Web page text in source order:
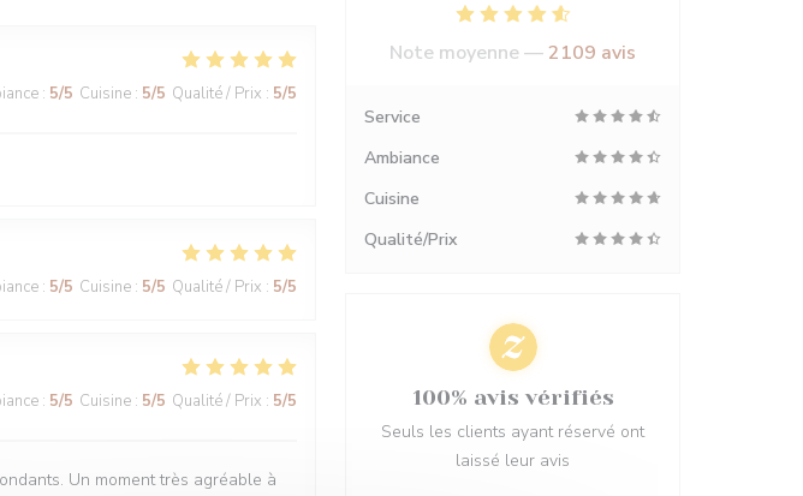
: 5/5 Cuisine : 5/5 Qualité / Prix : 5/5
: 5/5 Cuisine : 5/5 Qualité / Prix : 5/5
: 5/5 Cuisine : 5/5 Qualité / Prix : 5/5
Un moment très agréable à
Note moyenne —2109 avis
Service
Ambiance
Cuisine
Qualité/Prix
100% avis vérifiés
Seuls les clients ayant réservé ont
laissé leur avis